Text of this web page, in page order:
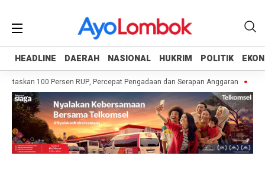
HEADLINE DAERAH NASIONAL HUKRIM POLITIK
HEADLINE DAERAH NASIONAL HUKRIM POLITIK
100 Persen RUP, Percepat Pengadaan dan Serapan Anggaran